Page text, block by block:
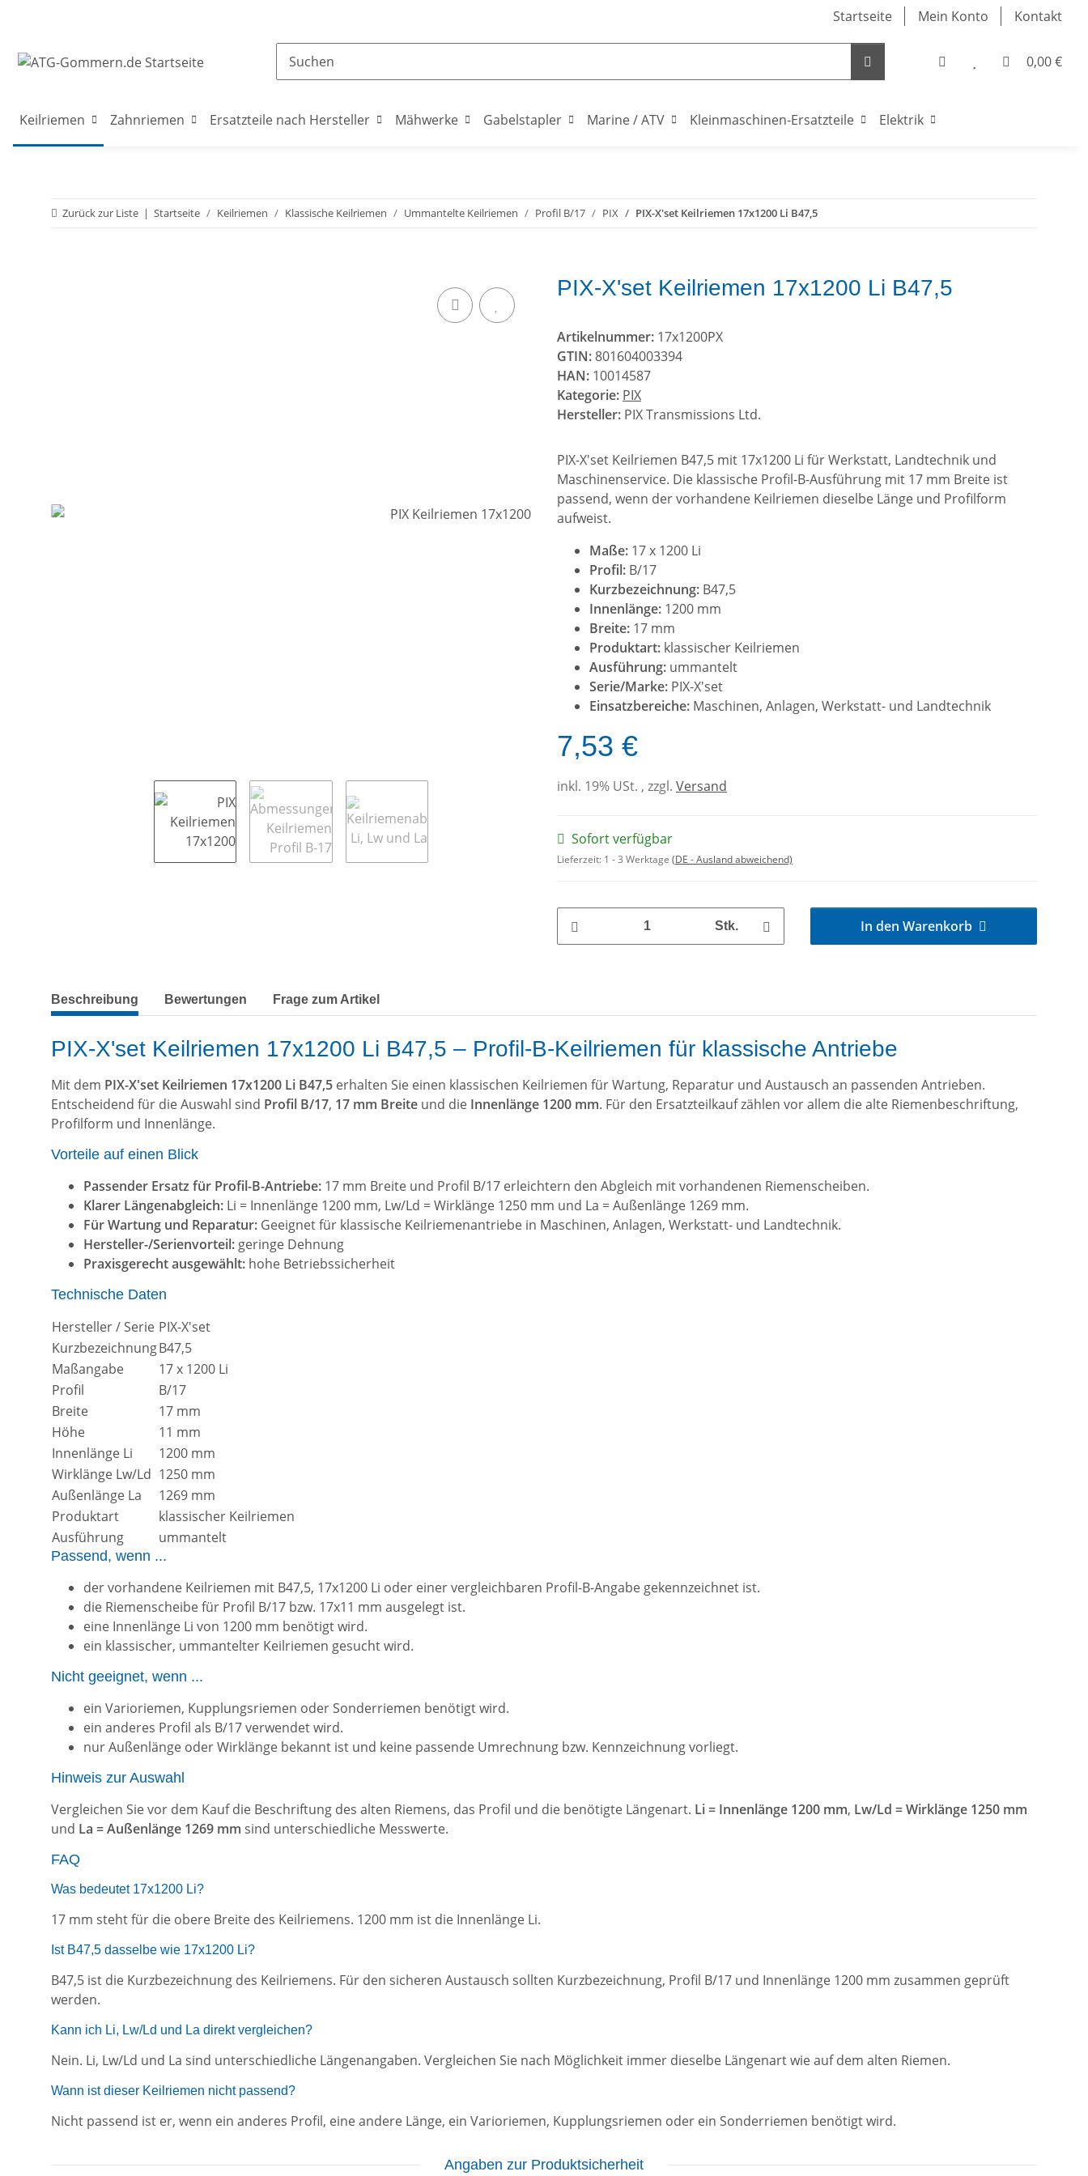
Startseite Mein Konto Kontakt
0,00 €
Keilriemen Zahnriemen Ersatzteile nach Hersteller Mähwerke Gabelstapler Marine / ATV Kleinmaschinen-Ersatzteile Elektrik
Zurück zur Liste Startseite Keilriemen Klassische Keilriemen Ummantelte Keilriemen Profil B/17 PIX PIX-X'set Keilriemen 17x1200 Li B47,5
PIX-X'set Keilriemen 17x1200 Li B47,5
Artikelnummer: 17x1200PX
GTIN:801604003394
HAN: 10014587
Kategorie: PIX
Hersteller: PIX Transmissions Ltd.
PIX-X'set Keilriemen B47,5 mit 17x1200 Li für Werkstatt, Landtechnik und
Maschinenservice. Die klassische Profil-B-Ausführung mit 17 mm Breite ist
passend, wenn der vorhandene Keilriemen dieselbe Länge und Profilform
aufweist.
Maße: 17 x 1200 Li
Profil: B/17
Kurzbezeichnung: B47,5
Innenlänge: 1200 mm
Breite: 17 mm
Produktart: klassischer Keilriemen
Ausführung: ummantelt
Serie/Marke: PIX-X'set
Einsatzbereiche: Maschinen, Anlagen, Werkstatt- und Landtechnik
7,53 €
inkl. 19% USt. , zzgl. Versand
Sofort verfügbar
Lieferzeit: 1 - 3 Werktage (DE - Ausland abweichend)
Stk. In den Warenkorb
weitere Registerkarten anzeigen
Beschreibung Bewertungen Frage zum Artikel
PIX-X'set Keilriemen 17x1200 Li B47,5 – Profil-B-Keilriemen für klassische Antriebe
Mit dem PIX-X'set Keilriemen 17x1200 Li B47,5 erhalten Sie einen klassischen Keilriemen für Wartung, Reparatur und Austausch an passenden Antrieben.
Entscheidend für die Auswahl sind Profil B/17, 17 mm Breite und die Innenlänge 1200 mm. Für den Ersatzteilkauf zählen vor allem die alte Riemenbeschriftung,
Profilform und Innenlänge.
Vorteile auf einen Blick
Passender Ersatz für Profil-B-Antriebe: 17 mm Breite und Profil B/17 erleichtern den Abgleich mit vorhandenen Riemenscheiben.
Klarer Längenabgleich: Li = Innenlänge 1200 mm, Lw/Ld = Wirklänge 1250 mm und La = Außenlänge 1269 mm.
Für Wartung und Reparatur: Geeignet für klassische Keilriemenantriebe in Maschinen, Anlagen, Werkstatt- und Landtechnik.
Hersteller-/Serienvorteil: geringe Dehnung
Praxisgerecht ausgewählt: hohe Betriebssicherheit
Technische Daten
Hersteller / Serie PIX-X'set
KurzbezeichnungB47,5
Maßangabe
17 x 1200 Li
Profil
B/17
Breite
17 mm
Höhe
11 mm
Innenlänge Li
1200 mm
Wirklänge Lw/Ld 1250 mm
Außenlänge La
1269 mm
Produktart
klassischer Keilriemen
Ausführung
ummantelt
Passend, wenn ...
der vorhandene Keilriemen mit B47,5, 17x1200 Li oder einer vergleichbaren Profil-B-Angabe gekennzeichnet ist.
die Riemenscheibe für Profil B/17 bzw. 17x11 mm ausgelegt ist.
eine Innenlänge Li von 1200 mm benötigt wird.
ein klassischer, ummantelter Keilriemen gesucht wird.
Nicht geeignet, wenn ...
ein Varioriemen, Kupplungsriemen oder Sonderriemen benötigt wird.
ein anderes Profil als B/17 verwendet wird.
nur Außenlänge oder Wirklänge bekannt ist und keine passende Umrechnung bzw. Kennzeichnung vorliegt.
Hinweis zur Auswahl
Vergleichen Sie vor dem Kauf die Beschriftung des alten Riemens, das Profil und die benötigte Längenart. Li = Innenlänge 1200 mm, Lw/Ld = Wirklänge 1250 mm
und La = Außenlänge 1269 mm sind unterschiedliche Messwerte.
FAQ
Was bedeutet 17x1200 Li?
17 mm steht für die obere Breite des Keilriemens. 1200 mm ist die Innenlänge Li.
Ist B47,5 dasselbe wie 17x1200 Li?
B47,5 ist die Kurzbezeichnung des Keilriemens. Für den sicheren Austausch sollten Kurzbezeichnung, Profil B/17 und Innenlänge 1200 mm zusammen geprüft
werden.
Kann ich Li, Lw/Ld und La direkt vergleichen?
Nein. Li, Lw/Ld und La sind unterschiedliche Längenangaben. Vergleichen Sie nach Möglichkeit immer dieselbe Längenart wie auf dem alten Riemen.
Wann ist dieser Keilriemen nicht passend?
Nicht passend ist er, wenn ein anderes Profil, eine andere Länge, ein Varioriemen, Kupplungsriemen oder ein Sonderriemen benötigt wird.
Angaben zur Produktsicherheit